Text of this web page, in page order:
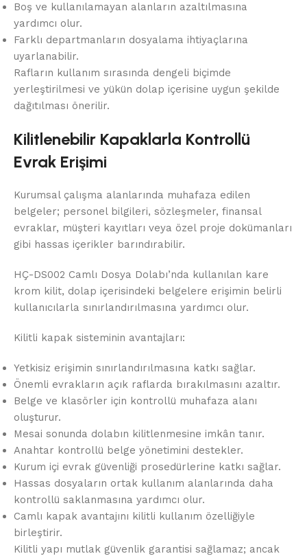
Boş ve kullanılamayan alanların azaltılmasına
yardımcı olur.
Farklı departmanların dosyalama ihtiyaçlarına
uyarlanabilir.
Rafların kullanım sırasında dengeli biçimde
yerleştirilmesi ve yükün dolap içerisine uygun şekilde
dağıtılması önerilir.
Kilitlenebilir Kapaklarla Kontrollü
Evrak Erişimi
Kurumsal çalışma alanlarında muhafaza edilen
belgeler; personel bilgileri, sözleşmeler, finansal
evraklar, müşteri kayıtları veya özel proje dokümanları
gibi hassas içerikler barındırabilir.
HÇ-DS002 Camlı Dosya Dolabı’nda kullanılan kare
krom kilit, dolap içerisindeki belgelere erişimin belirli
kullanıcılarla sınırlandırılmasına yardımcı olur.
Kilitli kapak sisteminin avantajları:
Yetkisiz erişimin sınırlandırılmasına katkı sağlar.
Önemli evrakların açık raflarda bırakılmasını azaltır.
Belge ve klasörler için kontrollü muhafaza alanı
oluşturur.
Mesai sonunda dolabın kilitlenmesine imkân tanır.
Anahtar kontrollü belge yönetimini destekler.
Kurum içi evrak güvenliği prosedürlerine katkı sağlar.
Hassas dosyaların ortak kullanım alanlarında daha
kontrollü saklanmasına yardımcı olur.
Camlı kapak avantajını kilitli kullanım özelliğiyle
birleştirir.
Kilitli yapı mutlak güvenlik garantisi sağlamaz; ancak